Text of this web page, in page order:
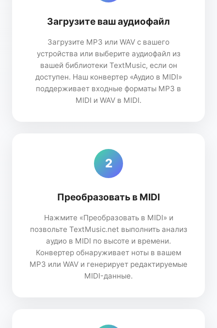
Загрузите ваш аудиофайл
Загрузите MP3 или WAV с вашего
устройства или выберите аудиофайл из
вашей библиотеки TextMusic, если он
доступен. Наш конвертер «Аудио в MIDI»
поддерживает входные форматы MP3 в
MIDI и WAV в MIDI.
2
Преобразовать в MIDI
Нажмите «Преобразовать в MIDI» и
позвольте TextMusic.net выполнить анализ
аудио в MIDI по высоте и времени.
Конвертер обнаруживает ноты в вашем
MP3 или WAV и генерирует редактируемые
MIDI-данные.